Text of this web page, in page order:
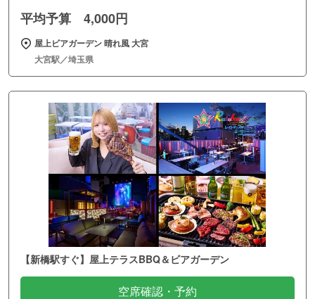
平均予算 4,000円
屋上ビアガーデン 晴れ風 大宮
大宮駅／埼玉県
【新橋駅すぐ】屋上テラスBBQ＆ビアガーデン
空席確認・予約